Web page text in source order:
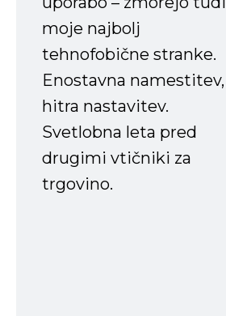
moje najbolj
tehnofobične stranke.
Enostavna namestitev,
hitra nastavitev.
Svetlobna leta pred
drugimi vtičniki za
trgovino.